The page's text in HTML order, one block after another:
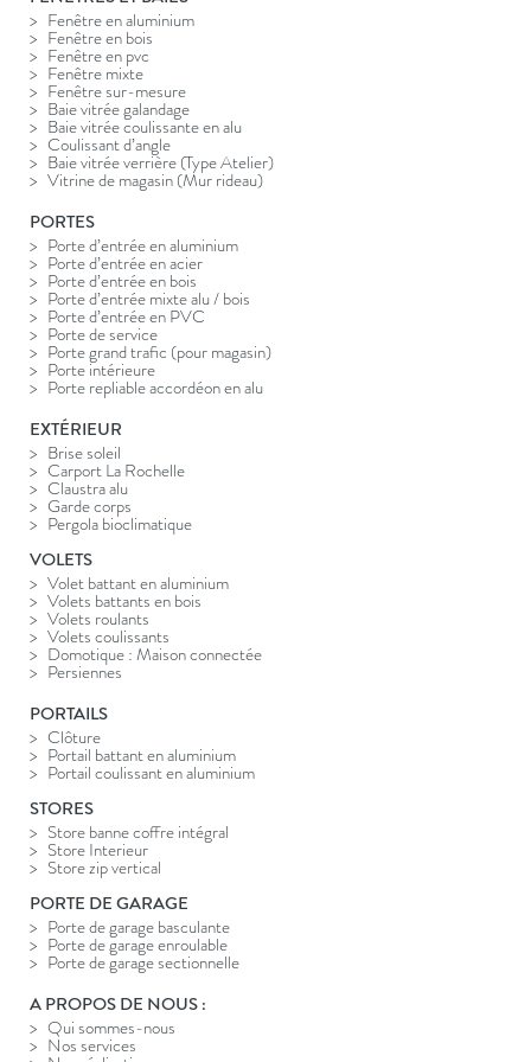
Fenêtre en aluminium
Fenêtre en bois
Fenêtre en pvc
Fenêtre mixte
Fenêtre sur-mesure
Baie vitrée galandage
Baie vitrée coulissante en alu
Coulissant d’angle
Baie vitrée verrière (Type Atelier)
Vitrine de magasin (Mur rideau)
PORTES
Porte d’entrée en aluminium
Porte d’entrée en acier
Porte d’entrée en bois
Porte d’entrée mixte alu / bois
Porte d’entrée en PVC
Porte de service
Porte grand trafic (pour magasin)
Porte intérieure
Porte repliable accordéon en alu
EXTÉRIEUR
Brise soleil
Carport La Rochelle
Claustra alu
Garde corps
Pergola bioclimatique
VOLETS
Volet battant en aluminium
Volets battants en bois
Volets roulants
Volets coulissants
Domotique : Maison connectée
Persiennes
PORTAILS
Clôture
Portail battant en aluminium
Portail coulissant en aluminium
STORES
Store banne coffre intégral
Store Interieur
Store zip vertical
PORTE DE GARAGE
Porte de garage basculante
Porte de garage enroulable
Porte de garage sectionnelle
A PROPOS DE NOUS :
Qui sommes-nous
Nos services